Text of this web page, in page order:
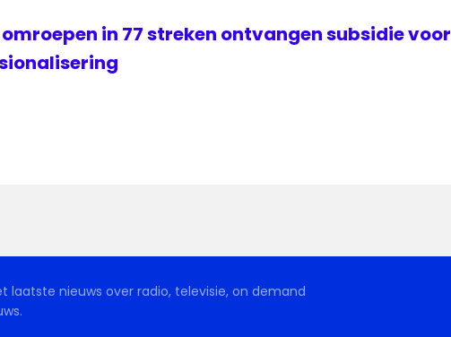
in 77 streken ontvangen subsidie voor
laatste nieuws over radio, televisie, on demand